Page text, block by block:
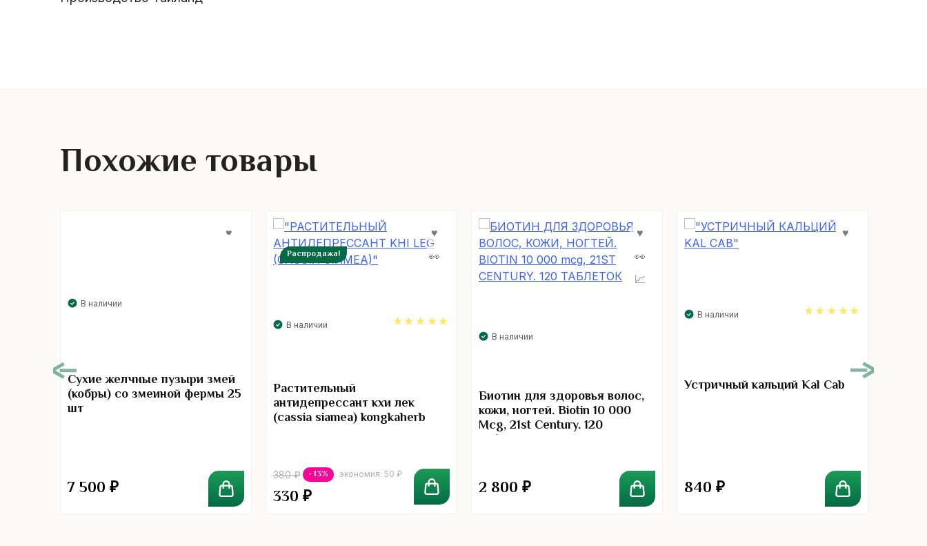
Похожие товары
В наличии
Сухие желчные пузыри змей
(кобры) со змеиной фермы 25
шт
7 500 ₽
Распродажа!
В наличии
Растительный
антидепрессант кхи лек
(cassia siamea) kongkaherb
380₽ - 13% экономия: 50 ₽
330 ₽
В наличии
Биотин для здоровья волос,
кожи, ногтей. Biotin 10 000
Mcg, 21st Century. 120
таблеток
2 800 ₽
В наличии
Устричный кальций Kal Cab
840 ₽